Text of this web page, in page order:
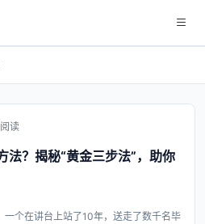
读
法？揭秘“黄金三步法”，助你
一个在讲台上站了10年，送走了数千名毕